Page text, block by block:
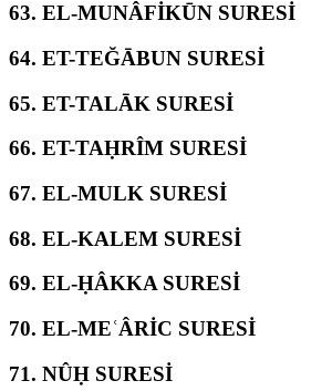
63. EL-MUNÂFİKŪN SURESİ
64. ET-TEĞĀBUN SURESİ
65. ET-TALĀK SURESİ
66. ET-TAḤRÎM SURESİ
67. EL-MULK SURESİ
68. EL-KALEM SURESİ
69. EL-ḤÂKKA SURESİ
70. EL-MEʿÂRİC SURESİ
71. NÛḤ SURESİ